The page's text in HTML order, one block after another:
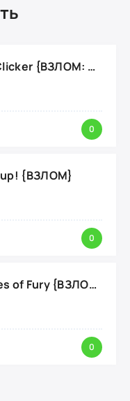
Woodcutter: Idle Clicker {ВЗЛОМ: Много Ресурсов}
0
up! {ВЗЛОМ}
0
Ace Academy: Skies of Fury {ВЗЛОМ: бустеры и моды}
0